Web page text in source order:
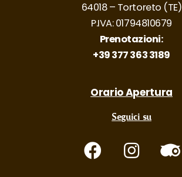
64018 – Tortoreto (TE)
P.IVA: 01794810679
Prenotazioni:
+39 377 363 3189
Orario Apertura
Seguici su